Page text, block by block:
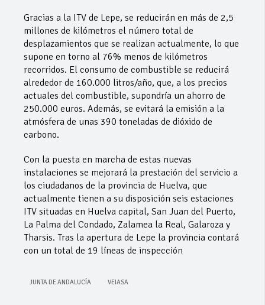
Gracias a la ITV de Lepe, se reducirán en más de 2,5
millones de kilómetros el número total de
desplazamientos que se realizan actualmente, lo que
supone en torno al 76% menos de kilómetros
recorridos. El consumo de combustible se reducirá
alrededor de 160.000 litros/año, que, a los precios
actuales del combustible, supondría un ahorro de
250.000 euros. Además, se evitará la emisión a la
atmósfera de unas 390 toneladas de dióxido de
carbono.
Con la puesta en marcha de estas nuevas
instalaciones se mejorará la prestación del servicio a
los ciudadanos de la provincia de Huelva, que
actualmente tienen a su disposición seis estaciones
ITV situadas en Huelva capital, San Juan del Puerto,
La Palma del Condado, Zalamea la Real, Galaroza y
Tharsis. Tras la apertura de Lepe la provincia contará
con un total de 19 líneas de inspección
JUNTA DE ANDALUCÍA VEIASA